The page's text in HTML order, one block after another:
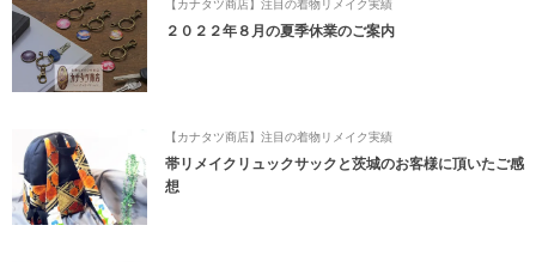
【カナタツ商店】注目の着物リメイク実績
２０２２年８月の夏季休業のご案内
【カナタツ商店】注目の着物リメイク実績
帯リメイクリュックサックと茨城のお客様に頂いたご感
想